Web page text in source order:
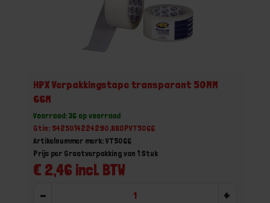
HPX Verpakkingstape transparant 50MM
66M
Voorraad: 36 op voorraad
Gtin: 5425014224290,BBOPVT5066
Artikelnummer merk: VT5066
€ 2,46 incl. BTW
Prijs per Grootverpakking van 1 Stuk
- +